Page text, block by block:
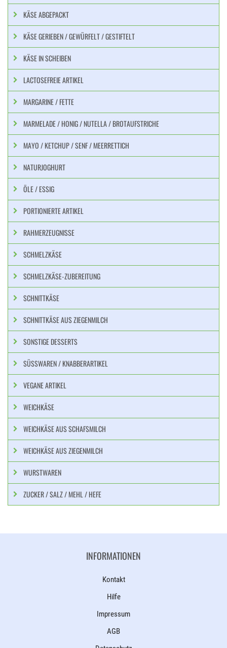
KÄSE ABGEPACKT
KÄSE GERIEBEN / GEWÜRFELT / GESTIFTELT
KÄSE IN SCHEIBEN
LACTOSEFREIE ARTIKEL
MARGARINE / FETTE
MARMELADE / HONIG / NUTELLA / BROTAUFSTRICHE
MAYO / KETCHUP / SENF / MEERRETTICH
NATURJOGHURT
ÖLE / ESSIG
PORTIONIERTE ARTIKEL
RAHMERZEUGNISSE
SCHMELZKÄSE
SCHMELZKÄSE-ZUBEREITUNG
SCHNITTKÄSE
SCHNITTKÄSE AUS ZIEGENMILCH
SONSTIGE DESSERTS
SÜSSWAREN / KNABBERARTIKEL
VEGANE ARTIKEL
WEICHKÄSE
WEICHKÄSE AUS SCHAFSMILCH
WEICHKÄSE AUS ZIEGENMILCH
WURSTWAREN
ZUCKER / SALZ / MEHL / HEFE
INFORMATIONEN
Kontakt
Hilfe
Impressum
AGB